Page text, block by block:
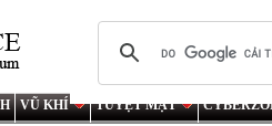
VŨ KHÍ TUYỆT MẬT